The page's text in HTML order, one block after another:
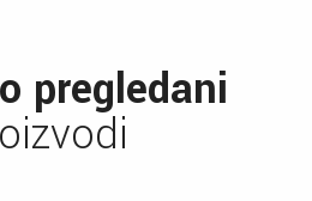
pregledani